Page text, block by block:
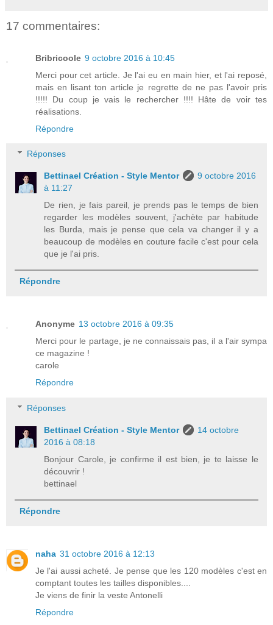
17 commentaires:
Bribricoole 9 octobre 2016 à 10:45
Merci pour cet article. Je l'ai eu en main hier, et l'ai reposé,
mais en lisant ton article je regrette de ne pas l'avoir pris
!!!!! Du coup je vais le rechercher !!!! Hâte de voir tes
réalisations.
Répondre
Réponses
Bettinael Création - Style Mentor
9 octobre 2016
à 11:27
De rien, je fais pareil, je prends pas le temps de bien
regarder les modèles souvent, j'achète par habitude
les Burda, mais je pense que cela va changer il y a
beaucoup de modèles en couture facile c'est pour cela
que je l'ai pris.
Répondre
Anonyme 13 octobre 2016 à 09:35
Merci pour le partage, je ne connaissais pas, il a l'air sympa
ce magazine !
carole
Répondre
Réponses
Bettinael Création - Style Mentor
14 octobre
2016 à 08:18
Bonjour Carole, je confirme il est bien, je te laisse le
découvrir !
bettinael
Répondre
naha 31 octobre 2016 à 12:13
Je l'ai aussi acheté. Je pense que les 120 modèles c'est en
comptant toutes les tailles disponibles....
Je viens de finir la veste Antonelli
Répondre